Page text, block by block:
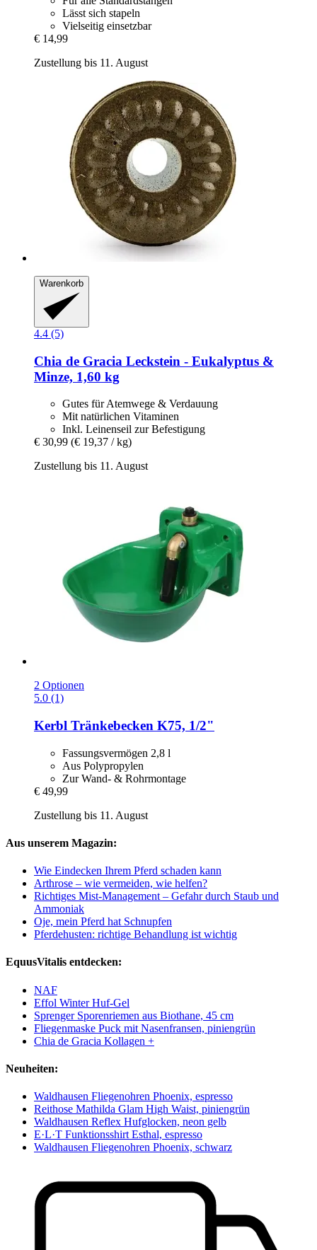
Lässt sich stapeln
Vielseitig einsetzbar
€ 14,99
Zustellung bis 11. August
Warenkorb
4.4 (5)
Chia de Gracia Leckstein -​ Eukalyptus &
Minze, 1,60 kg
Gutes für Atemwege & Verdauung
Mit natürlichen Vitaminen
Inkl. Leinenseil zur Befestigung
€ 30,99 (€ 19,37 / kg)
Zustellung bis 11. August
2 Optionen
5.0 (1)
Kerbl Tränkebecken K75, 1/2"
Fassungsvermögen 2,8 l
Aus Polypropylen
Zur Wand- & Rohrmontage
€ 49,99
Zustellung bis 11. August
Aus unserem Magazin:
Wie Eindecken Ihrem Pferd schaden kann
Arthrose – wie vermeiden, wie helfen?
Richtiges Mist-Management – Gefahr durch Staub und
Ammoniak
Oje, mein Pferd hat Schnupfen
Pferdehusten: richtige Behandlung ist wichtig
EquusVitalis entdecken:
NAF
Effol Winter Huf-Gel
Sprenger Sporenriemen aus Biothane, 45 cm
Fliegenmaske Puck mit Nasenfransen, piniengrün
Chia de Gracia Kollagen +
Neuheiten:
Waldhausen Fliegenohren Phoenix, espresso
Reithose Mathilda Glam High Waist, piniengrün
Waldhausen Reflex Hufglocken, neon gelb
E·L·T Funktionsshirt Esthal, espresso
Waldhausen Fliegenohren Phoenix, schwarz